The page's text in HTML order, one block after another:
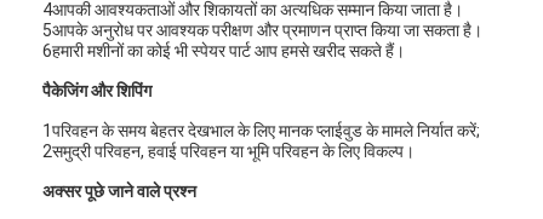
4आपकी आवश्यकताओं और शिकायतों का अत्यधिक सम्मान किया जाता है।
5आपके अनुरोध पर आवश्यक परीक्षण और प्रमाणन प्राप्त किया जा सकता है।
6हमारी मशीनों का कोई भी स्पेयर पार्ट आप हमसे खरीद सकते हैं।
पैकेजिंग और शिपिंग
1परिवहन के समय बेहतर देखभाल के लिए मानक प्लाईवुड के मामले निर्यात करें;
2समुद्री परिवहन, हवाई परिवहन या भूमि परिवहन के लिए विकल्प।
अक्सर पूछे जाने वाले प्रश्न